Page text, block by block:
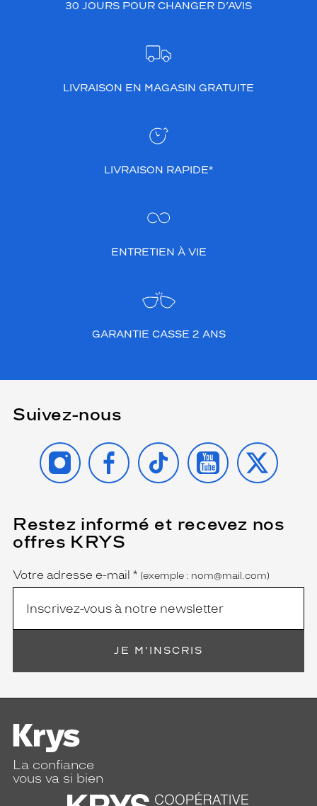
30 JOURS POUR CHANGER D’AVIS
LIVRAISON EN MAGASIN GRATUITE
LIVRAISON RAPIDE*
ENTRETIEN À VIE
GARANTIE CASSE 2 ANS
Suivez-nous
INSTAGRAMFACEBOOK
TIKTOK YOUTUBE
X
Restez informé et recevez nos
offres KRYS
Name
Votre adresse e-mail *
(Ce
champ
est
(exemple : nom@mail.com)
JE M'INSCRIS
La confiance
vous va si bien